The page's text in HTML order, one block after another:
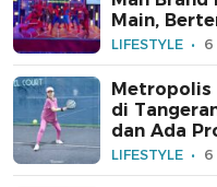
Main,
LIFESTYLE 6
Metropolis
di
dan Ada
LIFESTYLE 6